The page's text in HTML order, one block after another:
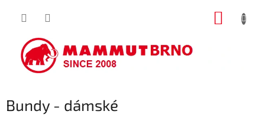
Bundy - dámské